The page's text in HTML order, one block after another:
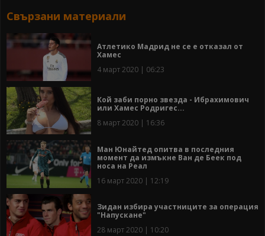
Свързани материали
Атлетико Мадрид не се е отказал от
Хамес
4 март 2020 | 06:23
Кой заби порно звезда - Ибрахимович
или Хамес Родригес...
8 март 2020 | 16:36
Ман Юнайтед опитва в последния
момент да измъкне Ван де Беек под
носа на Реал
16 март 2020 | 12:19
Зидан избира участниците за операция
"Напускане"
28 март 2020 | 10:20